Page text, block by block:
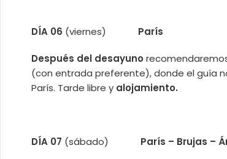
DÍA 06 (viernes) París
Después del desayuno
(con entrada preferente), donde el guía
París. Tarde libre y alojamiento.
DÍA 07 (sábado) París – Brujas –